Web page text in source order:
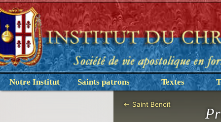
Notre Institut Saints patrons Textes
← Saint Benoît